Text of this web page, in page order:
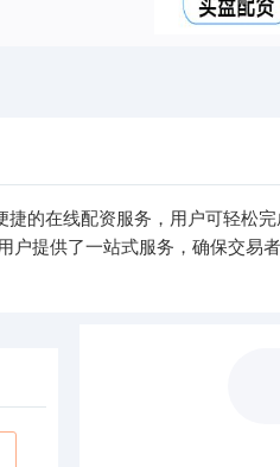
的在线配资服务，用户可轻松
提供了一站式服务，确保交易